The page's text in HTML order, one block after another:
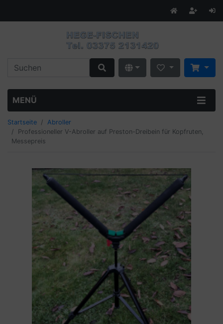
MENÜ
Startseite
Abroller
Professioneller V-Abroller auf Preston-Dreibein für Kopfruten,
Messepreis